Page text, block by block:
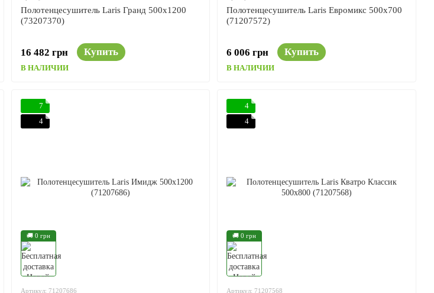
Полотенцесушитель Laris Гранд 500x1200
(73207370)
16 482 грн Купить
В НАЛИЧИИ
Полотенцесушитель Laris Евромикс 500x700
(71207572)
6 006 грн Купить
В НАЛИЧИИ
🚚 0 грн
7
4
Артикул: 71207686
🚚 0 грн
4
4
Артикул: 71207568